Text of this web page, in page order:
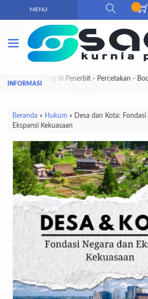
MENU
Selamat Datang di Penerbit - Percetakan -
Beranda » Hukum » Desa dan Kota:
Ekspansi Kekuasaan